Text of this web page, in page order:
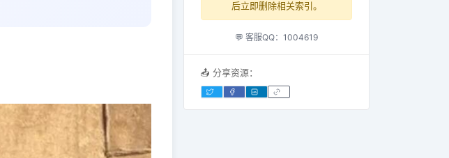
后立即删除相关索引。
💬 客服QQ：1004619
📤 分享资源：